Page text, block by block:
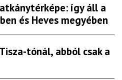
így áll a
és Heves megyében
tónál, abból csak a